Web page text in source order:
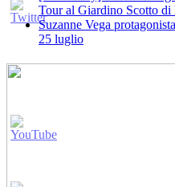
Tour al Giardino Scotto di
Suzanne Vega
25 luglio